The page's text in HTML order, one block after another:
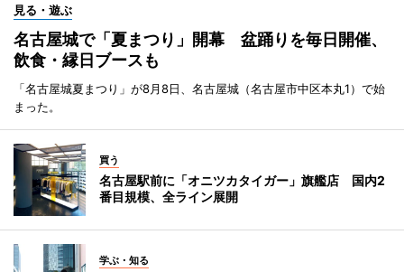
見る・遊ぶ
名古屋城で「夏まつり」開幕 盆踊りを毎日開催、
飲食・縁日ブースも
「名古屋城夏まつり」が8月8日、名古屋城（名古屋市中区本丸1）で始
まった。
買う
名古屋駅前に「オニツカタイガー」旗艦店 国内2
番目規模、全ライン展開
学ぶ・知る